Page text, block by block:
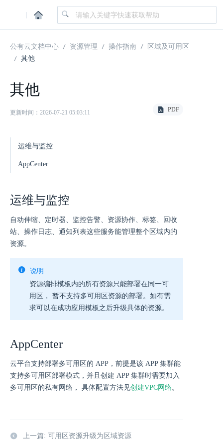
|
公有云文档中心 资源管理 操作指南
区域及可用区
其他
其他
更新时间：2026-07-21 05:03:11 PDF
运维与监控
AppCenter
运维与监控
自动伸缩、定时器、监控告警、资源协作、标签、回收
站、操作日志、通知列表这些服务能管理整个区域内的
资源。
说明
资源编排模板内的所有资源只能部署在同一可
用区， 暂不支持多可用区资源的部署。如有需
求可以在成功应用模板之后升级具体的资源。
AppCenter
云平台支持部署多可用区的 APP，前提是该 APP 集群能
支持多可用区部署模式，并且创建 APP 集群时需要加入
多可用区的私有网络， 具体配置方法见创建VPC网络。
上一篇: 可用区资源升级为区域资源